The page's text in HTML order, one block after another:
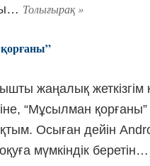
Толығырақ»
жаңалық
“Мұсылман
Осыған дейін
мүмкіндік